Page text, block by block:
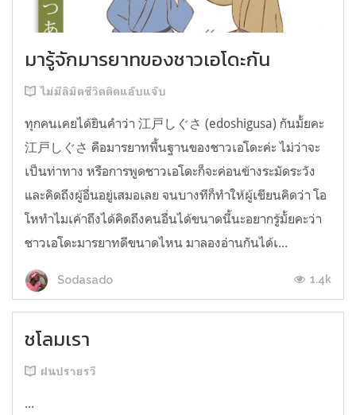
มารู้จักมารยาทของชาวเอโดะกัน
ไม่มีลิมิตชีวิตติดแอ๊บแจ๊บ
ทุกคนเคยได้ยินคำว่า 江戸しぐさ (edoshigusa) กันมั้ยคะ
江戸しぐさ คือมารยาทพื้นฐานของชาวเอโดะค่ะ ไม่ว่าจะ
เป็นท่าทาง หรือการพูดชาวเอโดะก็จะค่อนข้างระมัดระวัง
และคิดถึงผู้อื่นอยู่เสมอเลย จนบางทีก็ทำให้ผู้เขียนคิดว่า โอ
โหทำไมเค้าถึงได้คิดถึงคนอื่นได้ขนาดนี้นะอยากรู้มั้ยคะว่า
ชาวเอโดะมารยาทดีขนาดไหน มาลองอ่านกันได้เ...
Sodasado 1.4k
ชโลมเรา
ฝนปรายรวี
...